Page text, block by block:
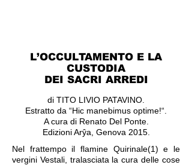
L’OCCULTAMENTO E LA
CUSTODIA
DEI SACRI ARREDI
di TITO LIVIO PATAVINO.
Estratto da “Hic manebimus optime!“.
A cura di Renato Del Ponte.
Edizioni Arŷa, Genova 2015.
Nel frattempo il flamine Quirinale(1) e le
vergini Vestali, tralasciata la cura delle cose